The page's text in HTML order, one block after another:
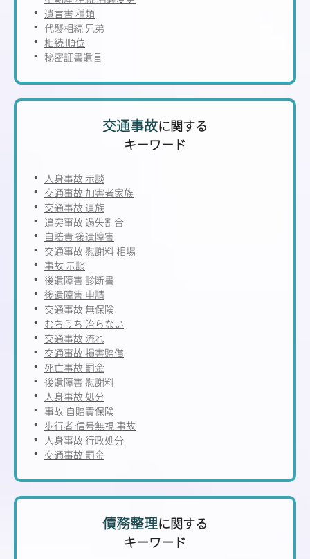
遺言書 種類
代襲相続 兄弟
相続 順位
秘密証書遺言
交通事故に関する
キーワード
人身事故 示談
交通事故 加害者家族
交通事故 遺族
追突事故 過失割合
自賠責 後遺障害
交通事故 慰謝料 相場
事故 示談
後遺障害 診断書
後遺障害 申請
交通事故 無保険
むちうち 治らない
交通事故 流れ
交通事故 損害賠償
死亡事故 罰金
後遺障害 慰謝料
人身事故 処分
事故 自賠責保険
歩行者 信号無視 事故
人身事故 行政処分
交通事故 罰金
債務整理に関する
キーワード